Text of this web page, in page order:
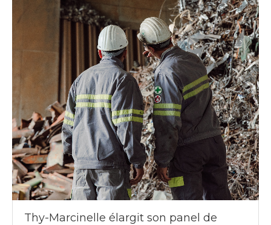
Thy-Marcinelle élargit son panel de